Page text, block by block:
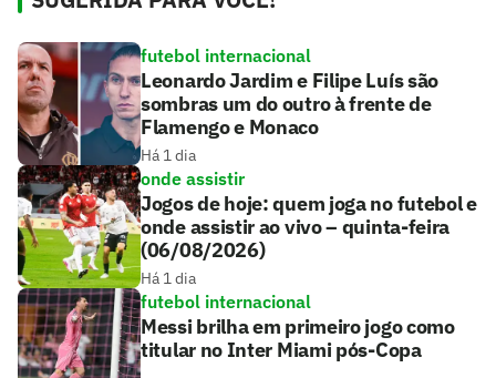
futebol internacional
Leonardo Jardim e Filipe Luís são
sombras um do outro à frente de
Flamengo e Monaco
Há 1 dia
onde assistir
Jogos de hoje: quem joga no futebol e
onde assistir ao vivo – quinta-feira
(06/08/2026)
Há 1 dia
futebol internacional
Messi brilha em primeiro jogo como
titular no Inter Miami pós-Copa